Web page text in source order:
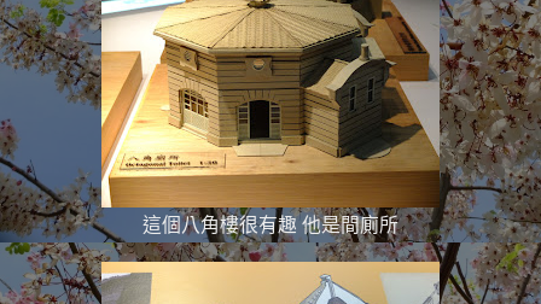
這個八角樓很有趣 他是間廁所